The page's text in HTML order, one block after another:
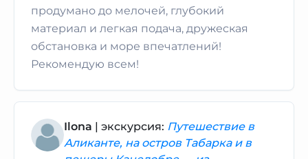
продумано до мелочей, глубокий
материал и легкая подача, дружеская
обстановка и море впечатлений!
Рекомендую всем!
Ilona | экскурсия: Путешествие в
Аликанте, на остров Табарка и в